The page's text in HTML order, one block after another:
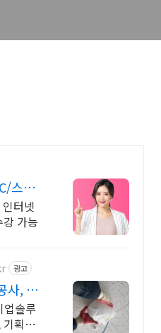
/ v-
스마
터넷
가능
광고
사, 건
업솔루
획광